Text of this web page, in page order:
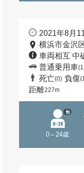
2021年8月
横浜市金沢
車両相互 中
普通乗用車
死亡(0) 負傷
距離227m
0～24歳
他